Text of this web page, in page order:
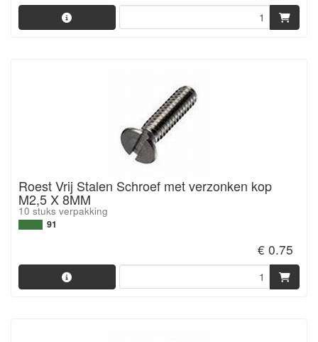
Roest Vrij Stalen Schroef met verzonken kop
M2,5 X 8MM
10 stuks verpakking
91
€ 0.75